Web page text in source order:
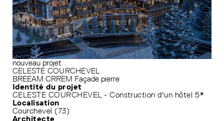
nouveau projet
CELESTE COURCHEVEL
BREEAM CRREM Façade pierre
Identité du projet
CELESTE COURCHEVEL - Construction d'un hôtel 5*
Localisation
Courchevel (73)
Architecte